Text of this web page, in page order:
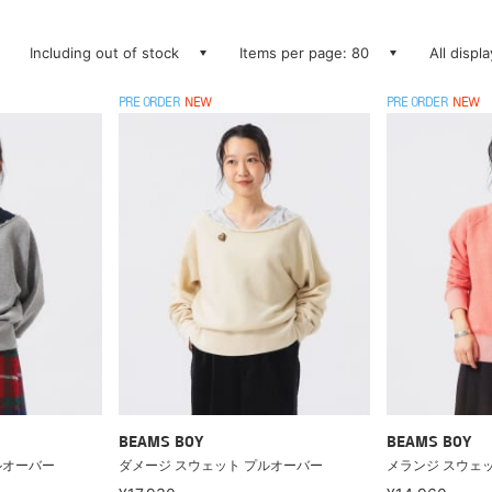
Including out of stock Items per page: 80 All
ーバー
PRE ORDER NEW
BEAMS BOY
ダメージ スウェット プルオーバー
PRE ORDER NEW
BEAMS BOY
メランジ スウェ